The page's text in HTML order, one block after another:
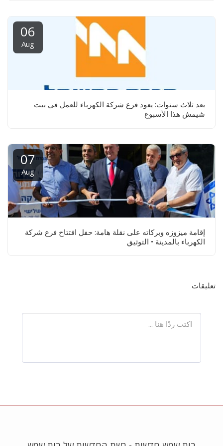
06
Aug
بعد ثلاث سنوات: يعود فرع شركة الكهرباء للعمل في بيت
شيمش هذا الأسبوع
07
Aug
إقامة ميزوزه وبركاته على نقلة هامة: حفل افتتاح فرع شركة
الكهرباء بالمدينة • التوثيق
تعليقات